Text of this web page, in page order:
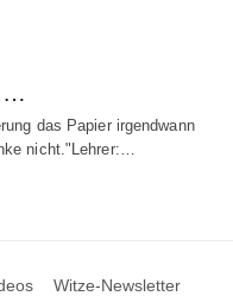
…
das Papier irgendwann
nicht."Lehrer:…
Witze-Newsletter